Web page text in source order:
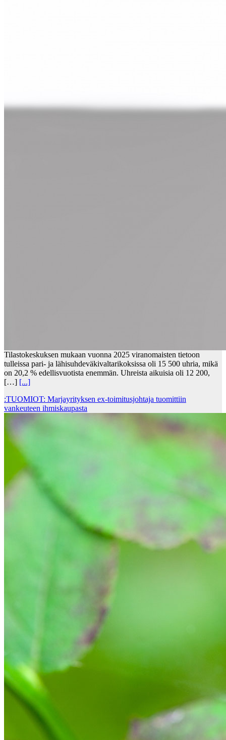
Tilastokeskuksen mukaan vuonna 2025 viranomaisten tietoon
tulleissa pari- ja lähisuhdeväkivaltarikoksissa oli 15 500 uhria, mikä
on 20,2 % edellisvuotista enemmän. Uhreista aikuisia oli 12 200,
[…] [...]
:TUOMIOT: Marjayrityksen ex-toimitusjohtaja tuomittiin
vankeuteen ihmiskaupasta